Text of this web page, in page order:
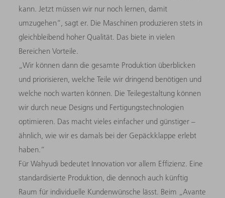
kann. Jetzt müssen wir nur noch lernen, damit
umzugehen“, sagt er. Die Maschinen produzieren stets in
gleichbleibend hoher Qualität. Das biete in vielen
Bereichen Vorteile.
„Wir können dann die gesamte Produktion überblicken
und priorisieren, welche Teile wir dringend benötigen und
welche noch warten können. Die Teilegestaltung können
wir durch neue Designs und Fertigungstechnologien
optimieren. Das macht vieles einfacher und günstiger –
ähnlich, wie wir es damals bei der Gepäckklappe erlebt
haben.“
Für Wahyudi bedeutet Innovation vor allem Effizienz. Eine
standardisierte Produktion, die dennoch auch künftig
Raum für individuelle Kundenwünsche lässt. Beim „Avante